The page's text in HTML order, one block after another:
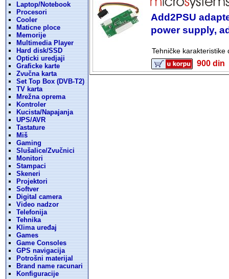
Laptop/Notebook
Procesori
Cooler
Maticne ploce
Memorije
Multimedia Player
Hard disk/SSD
Opticki uredjaji
Graficke karte
Zvučna karta
Set Top Box (DVB-T2)
TV karta
Mrežna oprema
Kontroler
Kucista/Napajanja
UPS/AVR
Tastature
Miš
Gaming
Slušalice/Zvučnici
Monitori
Stampaci
Skeneri
Projektori
Softver
Digital camera
Video nadzor
Telefonija
Tehnika
Klima uređaj
Games
Game Consoles
GPS navigacija
Potrošni materijal
Brand name racunari
Konfiguracije
Add2PSU
power supply,
Tehničke karakteristike
900